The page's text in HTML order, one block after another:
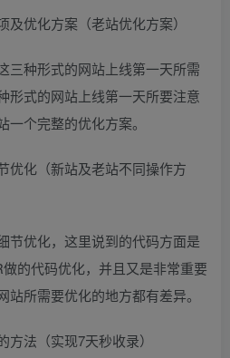
优化方案（老站优化方案）
三种形式的网站上线第一天所需
形式的网站上线第一天所要注意
个完整的优化方案。
优化（新站及老站不同操作方
节优化，这里说到的代码方面是
的代码优化，并且又是非常重要
所需要优化的地方都有差异。
法（实现7天秒收录）